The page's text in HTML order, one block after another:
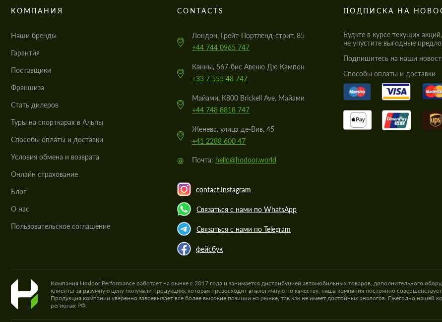
КОМПАНИЯ
Наши бренды
Гарантия
Поставщики
Франшиза
Стать дилеров
Туры на спорткарах в Альпы
Cпособы оплаты и доставки
Условия обмена и возврата
Онлайн страхование
Блог
О нас
Пользовательское соглашение
CONTACTS
Лондон, Грейт-Портленд-стрит, 85
+44 744 0965 747
Канны, 567-бис Авеню Дю Кампон
+33 7 555 48 747
Майами, K800 Brickell Ave, Майами
+44 748 8818 747
Женева, улица де-Вив, 45
+41 2288 600 47
@ Почта: hello@hodoor.world
contact.Instagram
Связаться с нами по WhatsApp
Связаться с нами по Telegram
фейсбук
ПОДПИСКА НА
Будьте в курсе текущих акций,
не упустите выгодные
Подпишитесь на наши
Cпособы оплаты и доставки
Компания Hodoor Performance работает на рынке с 2017 года и занимается дистрибуцией автомобильных товаров, дополнительного
клиенты за разумную цену получали продукцию, которая превосходит аналогичную по качеству, наша компания постоянно
Продукция компании уверенно завоевывает все более высокие позиции на рынке, так как не имеет достойных аналогов. Ежегодно нашей
регионах РФ.